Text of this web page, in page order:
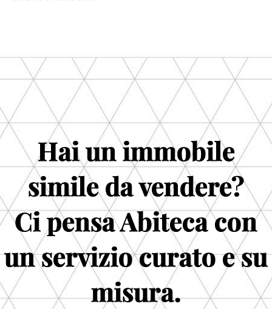
Hai un immobile
simile da vendere?
Ci pensa Abiteca con
un servizio curato e su
misura.